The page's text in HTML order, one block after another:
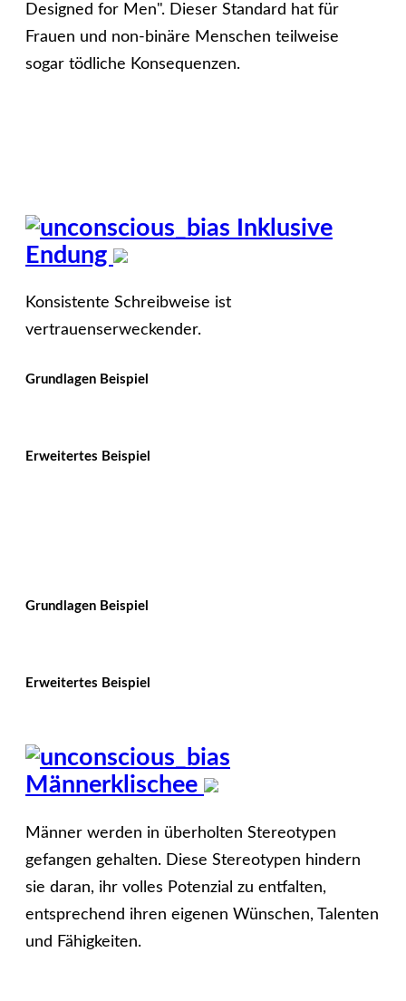
Designed for Men". Dieser Standard hat für
Frauen und non-binäre Menschen teilweise
sogar tödliche Konsequenzen.
Inklusive
Endung
Konsistente Schreibweise ist
vertrauenserweckender.
Grundlagen Beispiel
Erweitertes Beispiel
Grundlagen Beispiel
Erweitertes Beispiel
Männerklischee
Männer werden in überholten Stereotypen
gefangen gehalten. Diese Stereotypen hindern
sie daran, ihr volles Potenzial zu entfalten,
entsprechend ihren eigenen Wünschen, Talenten
und Fähigkeiten.